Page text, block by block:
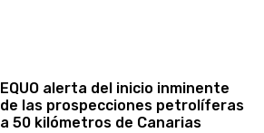
EQUO alerta del inicio inminente
de las prospecciones petrolíferas
a 50 kilómetros de Canarias